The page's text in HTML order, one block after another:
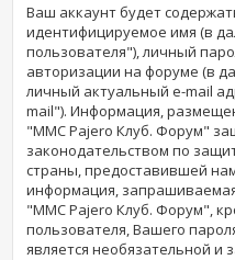
Ваш аккаунт будет
идентифицируемое имя (в
пользователя"), личный
авторизации на форуме (в
личный актуальный e-mail
mail"). Информация,
"MMC Pajero Клуб. Форум"
законодательством по
страны, предоставившей
информация,
"MMC Pajero Клуб. Форум",
пользователя, Вашего
является необязательной